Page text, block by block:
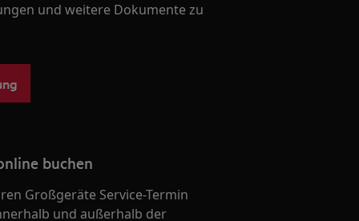
und weitere Dokumente zu
buchen
Großgeräte Service-Termin
und außerhalb der